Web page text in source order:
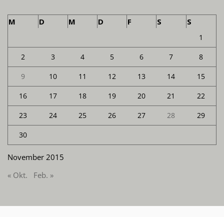
November 2015
M D M D F S S
1
2 3 4 5 6 7 8
9 10 11 12 13 14 15
16 17 18 19 20 21 22
23 24 25 26 27 28 29
30
« Okt. Feb. »